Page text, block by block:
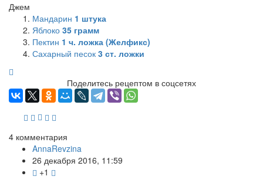
Джем
Мандарин 1 штука
Яблоко 35 грамм
Пектин 1 ч. ложка (Желфикс)
Сахарный песок 3 ст. ложки
Поделитесь рецептом в соцсетях
4 комментария
AnnaRevzina
26 декабря 2016, 11:59
+1